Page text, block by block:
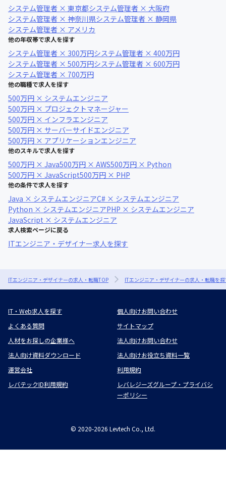
システム管理者 × 東京都システム管理者 × 大阪府
システム管理者 × 神奈川県システム管理者 × 静岡県
システム管理者 × アメリカ
他の年収帯で求人を探す
システム管理者 × 300万円システム管理者 × 400万円
システム管理者 × 500万円システム管理者 × 600万円
システム管理者 × 700万円
他の職種で求人を探す
500万円 × システムエンジニア
500万円 × プロジェクトマネージャー
500万円 × インフラエンジニア
500万円 × サーバーサイドエンジニア
500万円 × アプリケーションエンジニア
他のスキルで求人を探す
500万円 × Java500万円 × AWS500万円 × Python
500万円 × JavaScript500万円 × PHP
他の条件で求人を探す
Java × システムエンジニアC# × システムエンジニア
Python × システムエンジニアPHP × システムエンジニア
JavaScript × システムエンジニア
求人検索ページに戻る
ITエンジニア・デザイナー求人を探す
ITエンジニア・デザイナーの求人・転職TOP ITエンジニア・デザイナーの求人・転職を
IT・Web求人を探す
個人向けお問い合わせ
よくある質問
サイトマップ
人材をお探しの企業様へ
法人向けお問い合わせ
法人向け資料ダウンロード
法人向けお役立ち資料一覧
運営会社
利用規約
レバテックID利用規約
レバレジーズグループ・プライバシ
ーポリシー
© 2020-2026 Levtech Co., Ltd.